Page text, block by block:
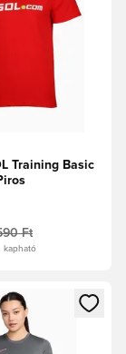
Training Basic
Ft
kapható
a tagként
modált a